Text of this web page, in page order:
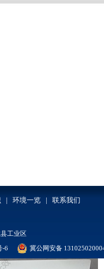
环境一览 联系我们
工业区
-6 冀公网安备